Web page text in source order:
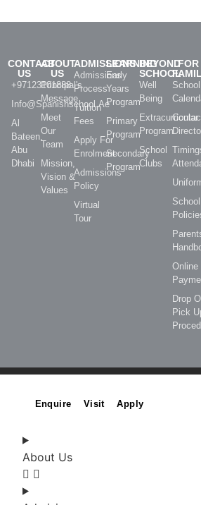
CONTACT
US
+97123101888
Info@spanishschool.ae
Al
Bateen,
Abu
Dhabi
ABOUT
US
Principal's
Message
Meet
Our
Team
Mission,
Vision &
Values
ADMISSIONS
Admissions
Process
Tuition
Fees
Apply For
Enrolment
Admissions
Policy
Virtual
Tour
LEARNING
Early
Years
Program
Primary
Program
Secondary
Program
BEYOND
SCHOOL
Well
Being
Extracurricular
Program
School
Clubs
FOR
School
School
Online
Drop
Pick
Enquire Visit Apply
About Us